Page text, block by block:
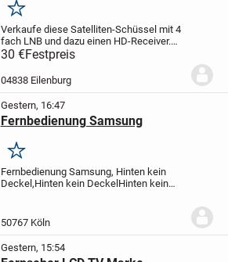
Merken
Verkaufe diese Satelliten-Schüssel mit 4
fach LNB und dazu einen HD-Receiver.
Voll funktionsfähig.
30 €Festpreis
04838 Eilenburg
Gestern, 16:47
Fernbedienung Samsung
Merken
Fernbedienung Samsung, Hinten kein
Deckel,Hinten kein DeckelHinten kein
DeckelHinten kein DeckelHinten kein
50767 Köln
Gestern, 15:54